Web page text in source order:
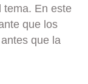
tema. En este
que los
que la